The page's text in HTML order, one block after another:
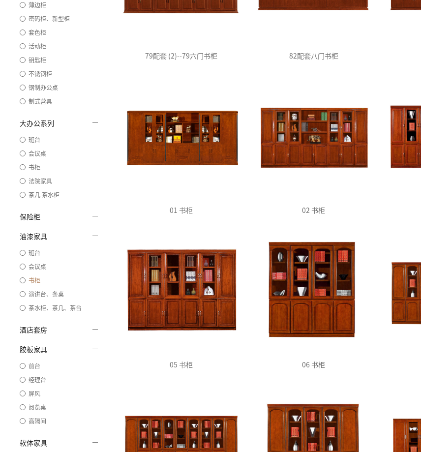
薄边柜
密码柜、新型柜
套色柜
活动柜
钥匙柜
不锈钢柜
钢制办公桌
制式营具
大办公系列
班台
会议桌
书柜
法院家具
茶几 茶水柜
保险柜
油漆家具
班台
会议桌
书柜
演讲台、条桌
茶水柜、茶几、茶台
酒店套房
胶板家具
前台
经理台
屏风
阅览桌
高隔间
软体家具
79配套 (2)--79六门书柜 82配套八门书柜
01 书柜 02 书柜
05 书柜 06 书柜